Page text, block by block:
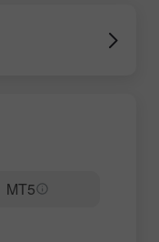
MT5